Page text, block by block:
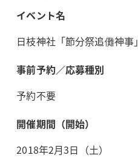
イベント名
日枝神社「節分祭追儺神事」
事前予約／応募種別
予約不要
開催期間（開始）
2018年2月3日（土）